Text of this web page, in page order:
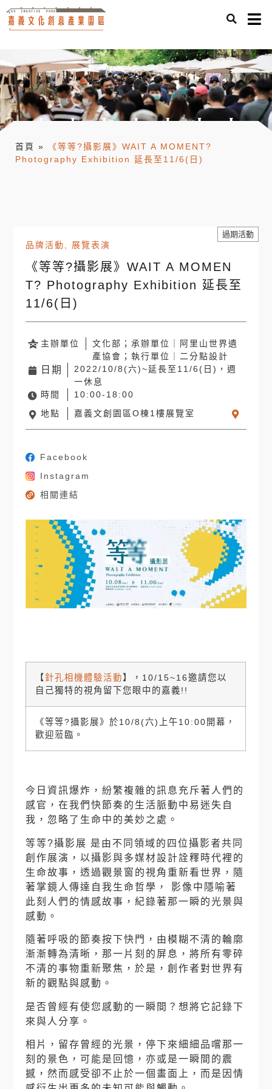
首頁 »
《等等?攝影展》WAIT A MOMENT?
Photography Exhibition 延長至11/6(日)
品牌活動, 展覽表演
《等等?攝影展》WAIT A MOMEN
T? Photography Exhibition 延長至
11/6(日)
過期活動
主辦單位
文化部；承辦單位｜阿里山世界遺
產協會；執行單位｜二分點設計
日期
2022/10/8(六)~延長至11/6(日)，週
一休息
時間
10:00-18:00
地點
嘉義文創園區O棟1樓展覽室
Facebook
Instagram
相關連結
【 針孔相機體驗活動 】，10/15~16邀請您以
自己獨特的視角留下您眼中的嘉義!!
《等等?攝影展》於10/8(六)上午10:00開幕，
歡迎蒞臨。
今日資訊爆炸，紛繁複雜的訊息充斥著人們的
感官，在我們快節奏的生活脈動中易迷失自
我，忽略了生命中的美妙之處。
等等?攝影展 是由不同領域的四位攝影者共同
創作展演，以攝影與多媒材設計詮釋時代裡的
生命故事，透過觀景窗的視角重新看世界，隨
著掌鏡人傳達自我生命哲學， 影像中隱喻著
此刻人們的情感故事，紀錄著那一瞬的光景與
感動。
隨著呼吸的節奏按下快門，由模糊不清的輪廓
漸漸轉為清晰，那一片刻的屏息，將所有零碎
不清的事物重新聚焦，於是，創作者對世界有
新的觀點與感動。
是否曾經有使您感動的一瞬間？想將它記錄下
來與人分享。
相片，留存曾經的光景，停下來細細品嚐那一
刻的景色，可能是回憶，亦或是一瞬間的震
撼，然而感受卻不止於一個畫面上，而是因情